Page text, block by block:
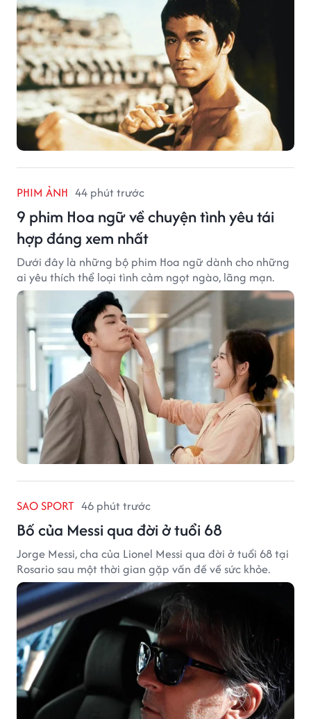
PHIM ẢNH 44 phút trước
9 phim Hoa ngữ về chuyện tình yêu tái
hợp đáng xem nhất
Dưới đây là những bộ phim Hoa ngữ dành cho những
ai yêu thích thể loại tình cảm ngọt ngào, lãng mạn.
SAO SPORT 46 phút trước
Bố của Messi qua đời ở tuổi 68
Jorge Messi, cha của Lionel Messi qua đời ở tuổi 68 tại
Rosario sau một thời gian gặp vấn đề về sức khỏe.